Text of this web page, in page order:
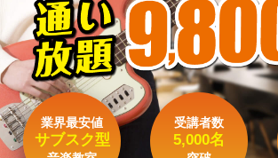
業界最安値
サブスク型
受講者数
5,000名